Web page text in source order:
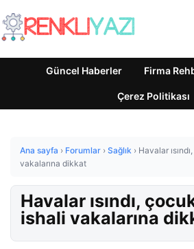
Güncel Haberler Firma
Çerez Politikası
Ana sayfa › Forumlar › Sağlık › Havalar
vakalarına dikkat
Havalar ısındı,
ishali vakalarına